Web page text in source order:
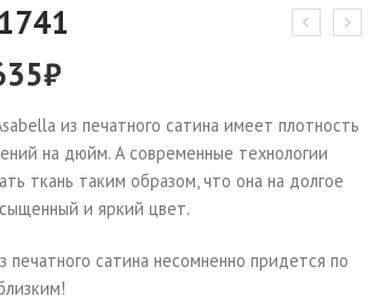
₽
из печатного сатина имеет плотность
на дюйм. А современные технологии
ткань таким образом, что она на долгое
и яркий цвет.
печатного сатина несомненно придется по